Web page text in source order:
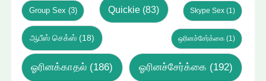
Group Sex (3) Quickie (83) Skype Sex (1)
ஆபீஸ் செக்ஸ் (18) ஒரினச்சேர்க்கை (1)
ஓரினக்காதல் (186) ஓரினச்சேர்க்கை (192)